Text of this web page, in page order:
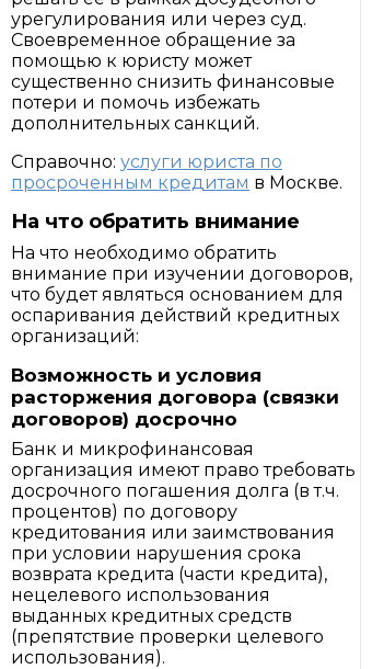
урегулирования или через суд.
Своевременное обращение за
помощью к юристу может
существенно снизить финансовые
потери и помочь избежать
дополнительных санкций.
Справочно: услуги юриста по
просроченным кредитам в Москве.
На что обратить внимание
На что необходимо обратить
внимание при изучении договоров,
что будет являться основанием для
оспаривания действий кредитных
организаций:
Возможность и условия
расторжения договора (связки
договоров) досрочно
Банк и микрофинансовая
организация имеют право требовать
досрочного погашения долга (в т.ч.
процентов) по договору
кредитования или заимствования
при условии нарушения срока
возврата кредита (части кредита),
нецелевого использования
выданных кредитных средств
(препятствие проверки целевого
использования).